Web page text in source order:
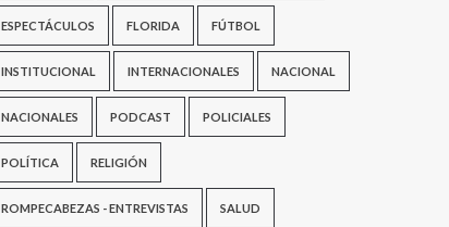
ESPECTÁCULOS FLORIDA FÚTBOL
INSTITUCIONAL INTERNACIONALES NACIONAL
NACIONALES PODCAST POLICIALES
POLÍTICA RELIGIÓN
ROMPECABEZAS - ENTREVISTAS SALUD